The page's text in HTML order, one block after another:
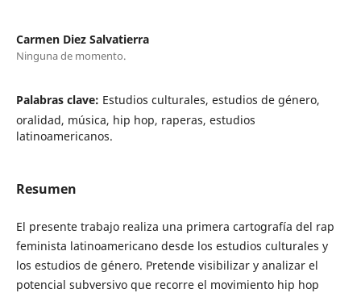
Carmen Diez Salvatierra
Ninguna de momento.
Palabras clave: Estudios culturales, estudios de género,
oralidad, música, hip hop, raperas, estudios
latinoamericanos.
Resumen
El presente trabajo realiza una primera cartografía del rap
feminista latinoamericano desde los estudios culturales y
los estudios de género. Pretende visibilizar y analizar el
potencial subversivo que recorre el movimiento hip hop